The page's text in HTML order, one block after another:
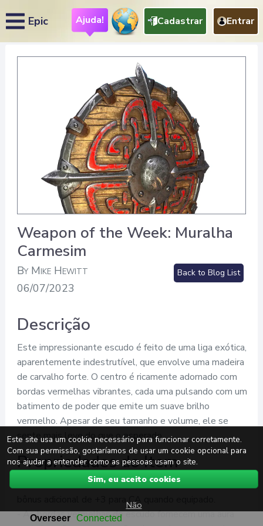
Epic Ajuda! Cadastrar Entrar
Weapon of the Week: Muralha
Carmesim
By Mike Hewitt
06/07/2023
Back to Blog List
Descrição
Este impressionante escudo é feito de uma liga exótica,
aparentemente indestrutível, que envolve uma madeira
de carvalho forte. O centro é ricamente adornado com
bordas vermelhas vibrantes, cada uma pulsando com um
batimento de poder que emite um suave brilho
vermelho. Apesar de seu tamanho e volume, ele se
sente mais leve do que o esperado.
Propriedades do Item
- O Bulwark Carmesim é um escudo +3, concedendo um
bônus adicional de +3 para CA quando equipado.
- As bordas vermelhas do escudo fornecem uma aura
Este site usa um cookie necessário para funcionar corretamente.
Com sua permissão, gostaríamos de usar um cookie opcional para
nos ajudar a entender como as pessoas usam o site.
Sim, eu aceito cookies
Não